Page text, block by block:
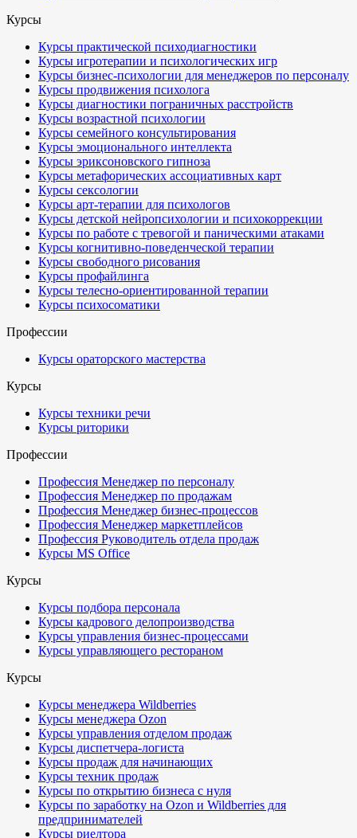
Курсы
Курсы практической психодиагностики
Курсы игротерапии и психологических игр
Курсы бизнес-психологии для менеджеров по персоналу
Курсы продвижения психолога
Курсы диагностики пограничных расстройств
Курсы возрастной психологии
Курсы семейного консультирования
Курсы эмоционального интеллекта
Курсы эриксоновского гипноза
Курсы метафорических ассоциативных карт
Курсы сексологии
Курсы арт-терапии для психологов
Курсы детской нейропсихологии и психокоррекции
Курсы по работе с тревогой и паническими атаками
Курсы когнитивно-поведенческой терапии
Курсы свободного рисования
Курсы профайлинга
Курсы телесно-ориентированной терапии
Курсы психосоматики
Профессии
Курсы ораторского мастерства
Курсы
Курсы техники речи
Курсы риторики
Профессии
Профессия Менеджер по персоналу
Профессия Менеджер по продажам
Профессия Менеджер бизнес-процессов
Профессия Менеджер маркетплейсов
Профессия Руководитель отдела продаж
Курсы MS Office
Курсы
Курсы подбора персонала
Курсы кадрового делопроизводства
Курсы управления бизнес-процессами
Курсы управляющего рестораном
Курсы
Курсы менеджера Wildberries
Курсы менеджера Ozon
Курсы управления отделом продаж
Курсы диспетчера-логиста
Курсы продаж для начинающих
Курсы техник продаж
Курсы по открытию бизнеса с нуля
Курсы по заработку на Ozon и Wildberries для
предпринимателей
Курсы риелтора